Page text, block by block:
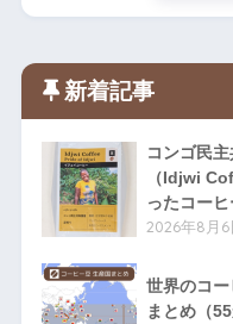
新着記事
コンゴ民
（Idjwi
ったコーヒ
2026年8月6
世界のコ
まとめ（